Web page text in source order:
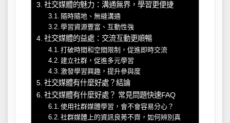
社交媒體的魅力：溝通無界，學習更便捷
隨時隨地、無縫溝通
學習資源豐富、互動性強
社交媒體的益處：交流互動更順暢
打破時間和空間限制，促進即時交流
建立社群，促進多元學習
激發學習興趣，提升參與度
社交媒體有什麼好處？結論
社交媒體有什麼好處？ 常見問題快速FAQ
使用社群媒體學習，會不會容易分心？
社群媒體上的資訊良莠不齊，如何辨別真